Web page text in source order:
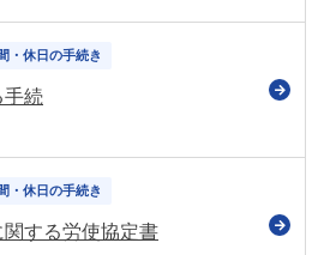
・休日の手続き
手続
・休日の手続き
する労使協定書